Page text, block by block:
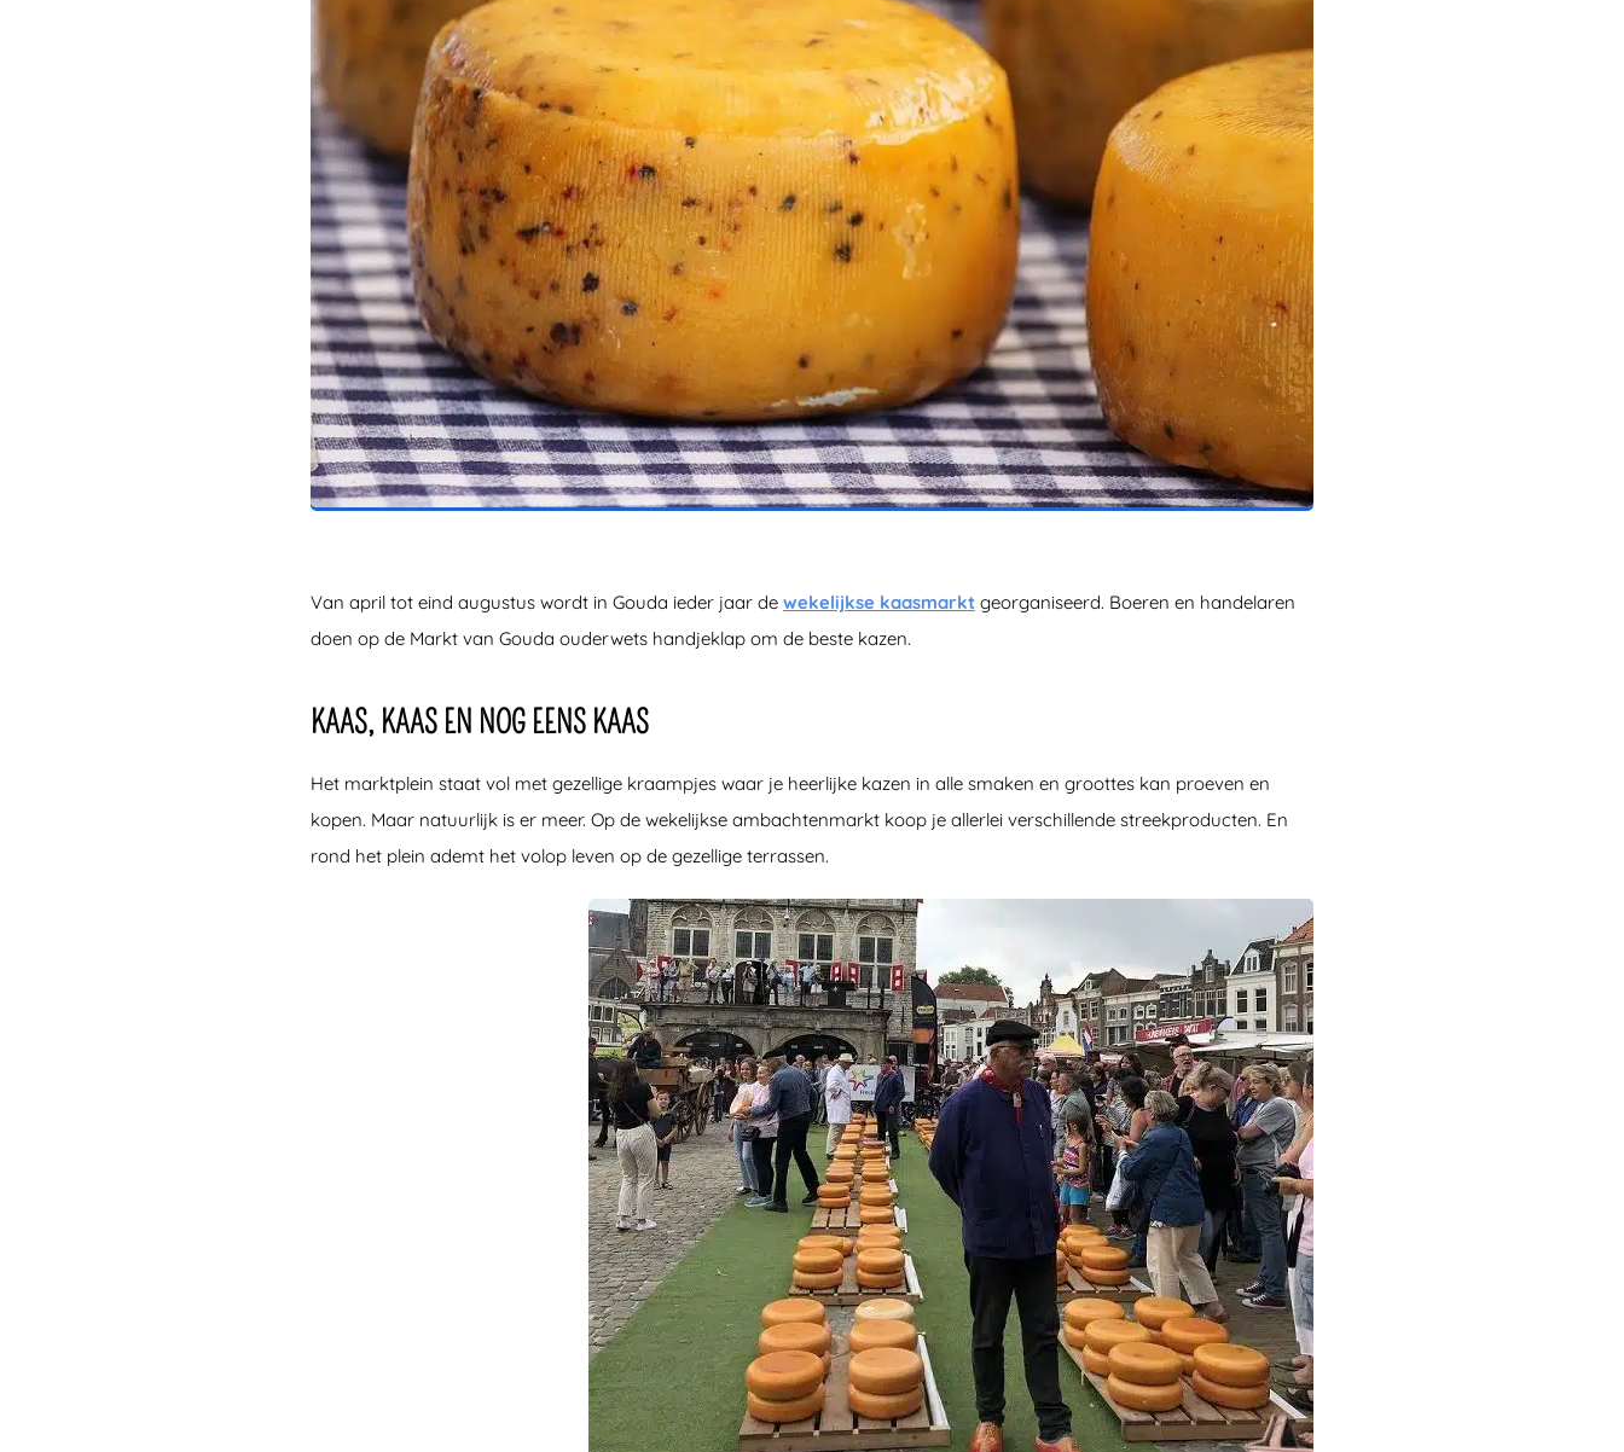
Van april tot eind augustus wordt in Gouda ieder jaar de wekelijkse kaasmarkt georganiseerd. Boeren en handelaren
doen op de Markt van Gouda ouderwets handjeklap om de beste kazen.
KAAS, KAAS EN NOG EENS KAAS
Het marktplein staat vol met gezellige kraampjes waar je heerlijke kazen in alle smaken en groottes kan proeven en
kopen. Maar natuurlijk is er meer. Op de wekelijkse ambachtenmarkt koop je allerlei verschillende streekproducten. En
rond het plein ademt het volop leven op de gezellige terrassen.